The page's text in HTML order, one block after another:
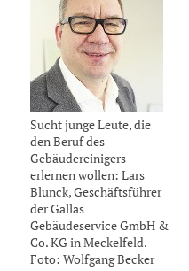
Sucht junge Leute, die
den Beruf des
Gebäudereinigers
erlernen wollen: Lars
Blunck, Geschäftsführer
der Gallas
Gebäudeservice GmbH &
Co. KG in Meckelfeld.
Foto: Wolfgang Becker